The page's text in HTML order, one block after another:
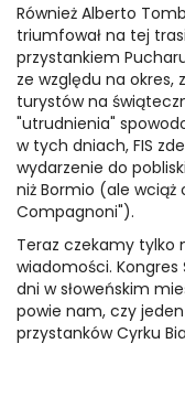
Również Alberto
triumfował na tej
przystankiem
ze względu na okres,
turystów na
"utrudnienia"
w tych dniach, FIS
wydarzenie do
niż Bormio (ale wciąż
Compagnoni").
Teraz czekamy tylko
wiadomości. Kongres
dni w słoweńskim
powie nam, czy
przystanków Cyrku